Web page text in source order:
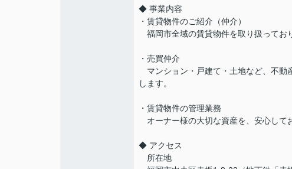
◆ 事業内容
・賃貸物件のご紹介（仲介）
福岡市全域の賃貸物件を取り扱ってお
・売買仲介
マンション・戸建て・土地など、不動
します。
・賃貸物件の管理業務
オーナー様の大切な資産を、安心して
◆ アクセス
所在地